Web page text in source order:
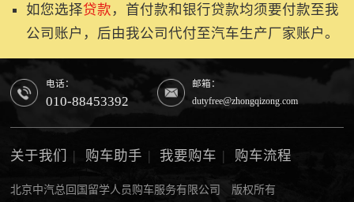
如您选择贷款 ，首付款和银行贷款均须要付款至我
公司账户，后由我公司代付至汽车生产厂家账户。
电话：
010-88453392
邮箱：
dutyfree@zhongqizong.com
关于我们 | 购车助手 | 我要购车 | 购车流程
北京中汽总回国留学人员购车服务有限公司 版权所有